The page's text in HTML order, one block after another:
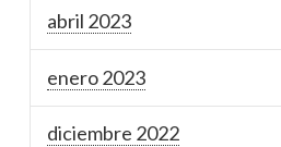
abril 2023
enero 2023
diciembre 2022